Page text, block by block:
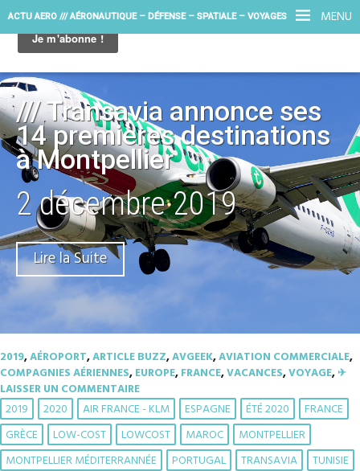
MENU
ACTU AERO /// AÉRONAUTIQUE – DÉFENSE – SPATIALE – VOYAGES
/// Transavia annonce ses
14 premières destinations
à Montpellier
2 décembre 2019
Lire la Suite
2019,AÉROPORT,ARTICLE BUZZ,AVGEEK,AVIATION COMMERCIALE,
COMPAGNIES AÉRIENNES,EUROPE,FRANCE,VACANCES,VOYAGE,✈︎
LAISSER UN COMMENTAIRE
2019 2020 AIR FRANCE - KLM ESPAGNE ÉTÉ 2020
FRANCE
GRÈCE
LOW-COST LOWCOST MAROC
MONTPELLIER
MONTPELLIER MÉDITERRANNÉE
PORTUGAL TRANSAVIA TUNISIE